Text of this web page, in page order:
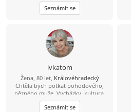
Seznámit se
ivkatom
Žena, 80 let, Královéhradecký
Chtěla bych potkat pohodového,
nězného muže. Vycházky, kultura,
cestování.
Seznámit se